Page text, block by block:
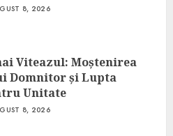
8, 2026
Viteazul: Moștenirea
Domnitor și Lupta
Unitate
8, 2026